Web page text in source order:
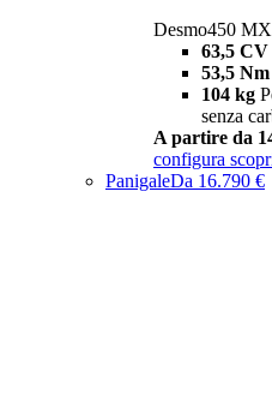
Desmo450
63,5 CV
53,5 Nm
104 kg
senza
A partire da
configura
PanigaleDa 16.790 €